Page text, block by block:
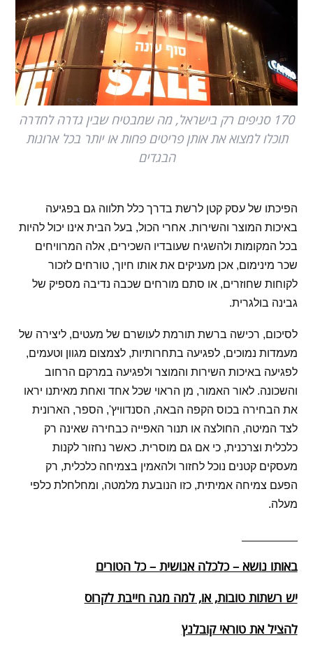
170 סניפים רק בישראל, מה שמבטיח שבין גדרה לחדרה
תוכלו למצוא את אותן פריטים פחות או יותר בכל ארונות
הבגדים
הפיכתו של עסק קטן לרשת בדרך כלל תלווה גם בפגיעה
באיכות המוצר והשירות. אחרי הכול, בעל הבית אינו יכול להיות
בכל המקומות ולהשגיח שעובדיו השכירים, אלה המרוויחים
שכר מינימום, אכן מעניקים את אותו חיוך, טורחים לזכור
לקוחות שחוזרים, או סתם מורחים שכבה נדיבה מספיק של
גבינה בולגרית.
לסיכום, רכישה ברשת תורמת לעושרם של מעטים, ליצירה של
מעמדות נמוכים, לפגיעה בתחרותיות, לצמצום מגוון וטעמים,
לפגיעה באיכות השירות והמוצר ולפגיעה במרקם הרחוב
והשכונה. לאור האמור, מן הראוי שכל אחד ואחת מאיתנו יראו
את הבחירה בכוס הקפה הבאה, הסנדוויץ', הספר, הארונית
לצד המיטה, החולצה או תנור האפייה כבחירה שאינה רק
כלכלית וצרכנית, כי אם גם מוסרית. כאשר נחזור לקנות
מעסקים קטנים נוכל לחזור ולהאמין בצמיחה כלכלית, רק
הפעם צמיחה אמיתית, כזו הנובעת מלמטה, ומחלחלת כלפי
מעלה.
באותו נושא – כלכלה אנושית – כל הטורים
יש רשתות טובות, או, למה מגה חייבת לקרוס
להציל את טוראי קובלנץ